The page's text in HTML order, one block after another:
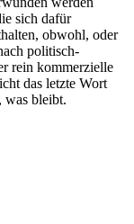
sich dafür
obwohl, oder
politisch-
rein kommerzielle
das letzte Wort
was bleibt.